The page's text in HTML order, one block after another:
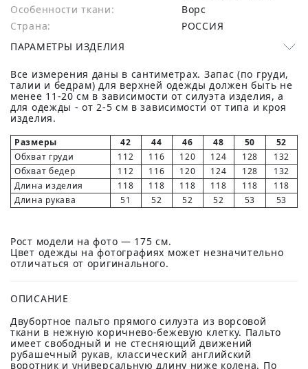
Особенности ткани:
Ворс
Страна:
РОССИЯ
ПАРАМЕТРЫ ИЗДЕЛИЯ
Все измерения даны в сантиметрах. Запас (по груди,
талии и бедрам) для верхней одежды должен быть не
менее 11-20 см в зависимости от силуэта изделия, а
для одежды - от 2-5 см в зависимости от типа и кроя
изделия.
Размеры 42 44 46 48 50
52
Обхват груди
112 116 120 124 128
132
Обхват бедер
112 116 120 124 128
132
Длина изделия
118 118 118 118 118
118
Длина рукава
51 52 52 52 53 53
Рост модели на фото — 175 см.
Цвет одежды на фотографиях может незначительно
отличаться от оригинального.
ОПИСАНИЕ
Двубортное пальто прямого силуэта из ворсовой
ткани в нежную коричнево-бежевую клетку. Пальто
имеет свободный и не стесняющий движений
рубашечный рукав, классический английский
воротник и универсальную длину ниже колена. По